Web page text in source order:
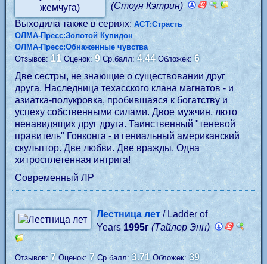
(Стоун Кэтрин)
Выходила также в сериях: АСТ:Страсть
ОЛМА-Пресс:Золотой Купидон
ОЛМА-Пресс:Обнаженные чувства
Отзывов:11 Оценок:9 Ср.балл:4.44 Обложек:6
Две сестры, не знающие о существовании друг
друга. Наследница техасского клана магнатов - и
азиатка-полукровка, пробившаяся к богатству и
успеху собственными силами. Двое мужчин, люто
ненавидящих друг друга. Таинственный "теневой
правитель" Гонконга - и гениальный американский
скульптор. Две любви. Две вражды. Одна
хитросплетенная интрига!
Современный ЛР
Лестница лет/ Ladder of
Years 1995г (Тайлер Энн)
Отзывов: 7 Оценок: 7 Ср.балл: 3.71 Обложек: 39